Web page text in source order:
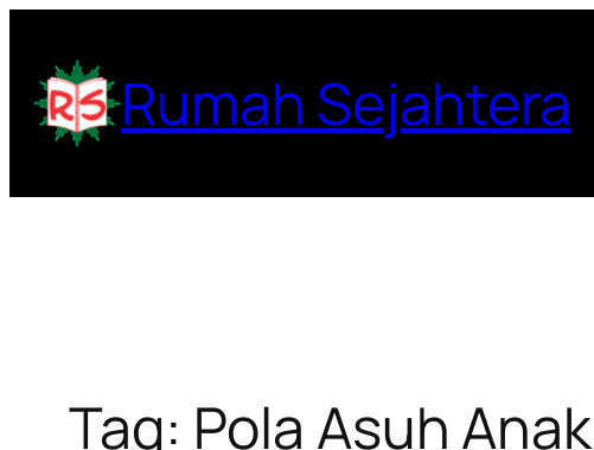
konten
Rumah Sejahtera
Tag: Pola Asuh Anak